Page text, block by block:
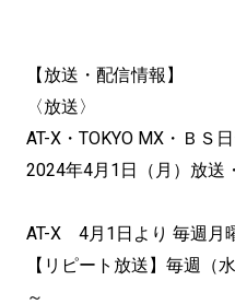
【放送・配信情報】
〈放送〉
AT-X・TOKYO MX・ＢＳ
2024年4月1日（月）放送
AT-X 4月1日より 毎週月
【リピート放送】毎週（
～